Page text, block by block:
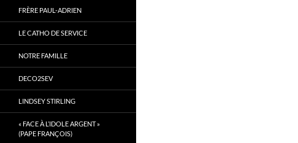
FRÈRE PAUL-ADRIEN
LE CATHO DE SERVICE
NOTRE FAMILLE
DECO2SEV
LINDSEY STIRLING
« FACE À L’IDOLE ARGENT »
(PAPE FRANÇOIS)